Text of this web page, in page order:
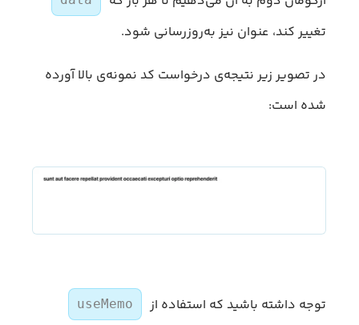
تغییر کند، عنوان نیز به‌روزرسانی شود.
در تصویر زیر نتیجه‌ی درخواست کد نمونه‌ی بالا آورده
شده است:
توجه داشته باشید که استفاده از useMemo